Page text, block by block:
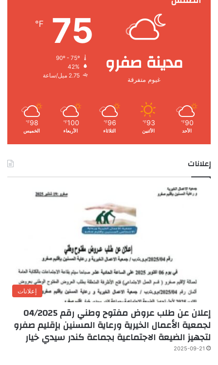
مدينة صفرو
غيوم متفرقة
75
℉
42%
2.75 ميل/ساعة
90
℉
الأحد
93
℉
الأثنين
96
℉
الثلاثاء
100
℉
الأربعاء
98
℉
الخميس
إعلانات
إعلانات
إعلان عن طلب عروض مفتوح وطني رقم 04/2025
لجمعية الأعمال الخيرية ورعاية المسنين بإقليم صفرو
لتجهيز الضيعة الاجتماعية بجماعة كندر سيدي خيار
2025-09-21